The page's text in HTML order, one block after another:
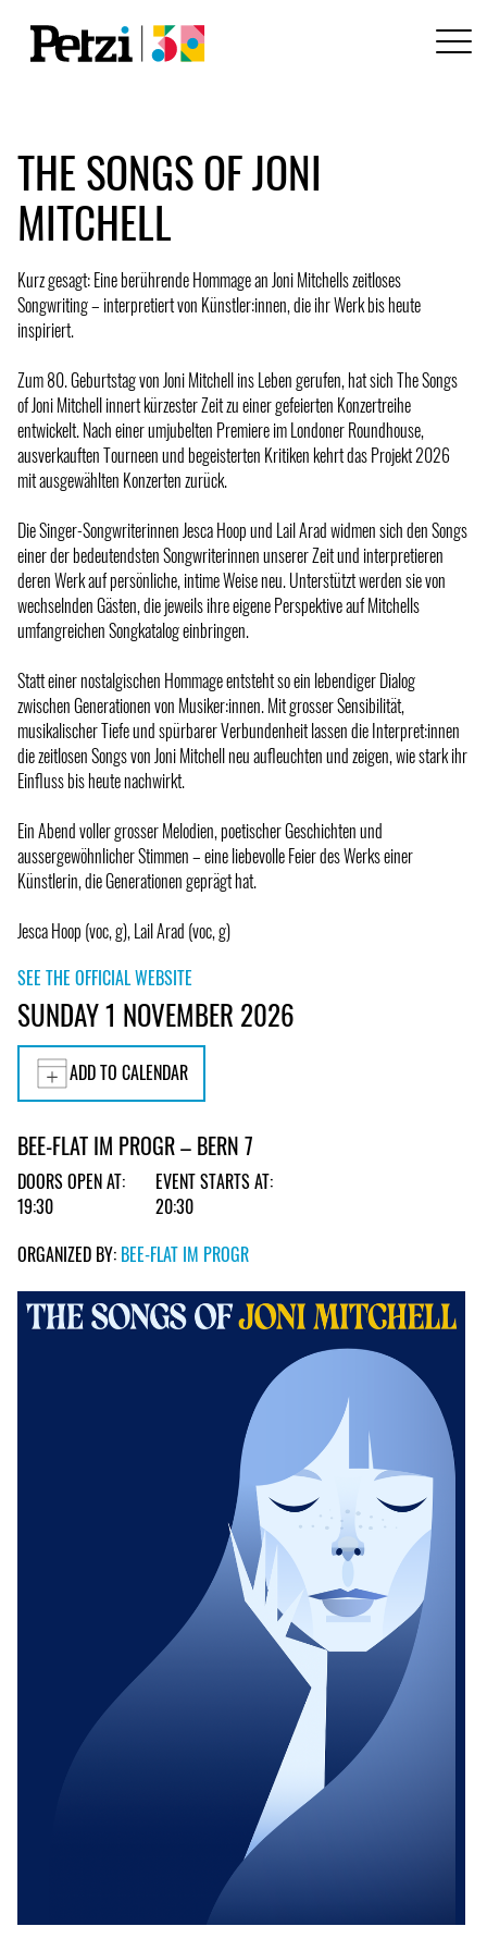
THE SONGS OF JONI
MITCHELL
Kurz gesagt: Eine berührende Hommage an Joni Mitchells zeitloses
Songwriting – interpretiert von Künstler:innen, die ihr Werk bis heute
inspiriert.
Zum 80. Geburtstag von Joni Mitchell ins Leben gerufen, hat sich The Songs
of Joni Mitchell innert kürzester Zeit zu einer gefeierten Konzertreihe
entwickelt. Nach einer umjubelten Premiere im Londoner Roundhouse,
ausverkauften Tourneen und begeisterten Kritiken kehrt das Projekt 2026
mit ausgewählten Konzerten zurück.
Die Singer-Songwriterinnen Jesca Hoop und Lail Arad widmen sich den Songs
einer der bedeutendsten Songwriterinnen unserer Zeit und interpretieren
deren Werk auf persönliche, intime Weise neu. Unterstützt werden sie von
wechselnden Gästen, die jeweils ihre eigene Perspektive auf Mitchells
umfangreichen Songkatalog einbringen.
Statt einer nostalgischen Hommage entsteht so ein lebendiger Dialog
zwischen Generationen von Musiker:innen. Mit grosser Sensibilität,
musikalischer Tiefe und spürbarer Verbundenheit lassen die Interpret:innen
die zeitlosen Songs von Joni Mitchell neu aufleuchten und zeigen, wie stark ihr
Einfluss bis heute nachwirkt.
Ein Abend voller grosser Melodien, poetischer Geschichten und
aussergewöhnlicher Stimmen – eine liebevolle Feier des Werks einer
Künstlerin, die Generationen geprägt hat.
Jesca Hoop (voc, g), Lail Arad (voc, g)
SEE THE OFFICIAL WEBSITE
SUNDAY 1 NOVEMBER 2026
ADD TO CALENDAR
BEE-FLAT IM PROGR – BERN 7
DOORS OPEN AT:
19:30
EVENT STARTS AT:
20:30
ORGANIZED BY: BEE-FLAT IM PROGR